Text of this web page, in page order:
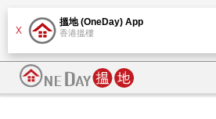
X
搵地 (OneDay) App
香港搵樓